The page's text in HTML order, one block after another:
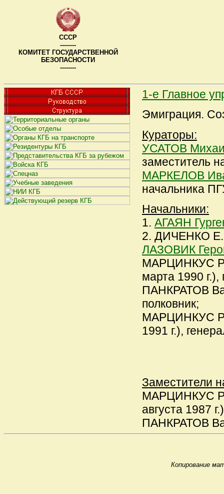
СССР
--------
КОМИТЕТ ГОСУДАРСТВЕННОЙ
БЕЗОПАСНОСТИ
--------
1-е Главное
Эмиграция.
Кураторы:
УСАТОВ
заместитель
МАРКЕЛОВ
начальника
Начальники:
1. АГАЯН
2. ДИЧЕНКО
ЛАЗОВИК
МАРЦИНКУС
марта 1990 г.),
ПАНКРАТОВ
полковник;
МАРЦИНКУС
1991 г.),
Заместители
МАРЦИНКУС
августа 1987
ПАНКРАТОВ
Копирование